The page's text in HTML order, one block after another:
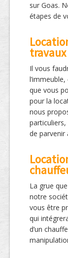
sur Goas.
étapes de
Il vous
que vous
pour la
nous
de parvenir
La grue
notre
vous être
qui
d’un